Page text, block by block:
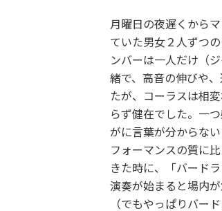
月曜日の夜遅くから
ていた男女２人ずつ
ンバーは一人だけ（
緒で、高音の伸びや
たが、コーラスは相
らず健在でした。一
がに言葉が分からな
フォーマンスの質に
きた時に、「バード
演奏が始まると場内
（でもやっぱりバー